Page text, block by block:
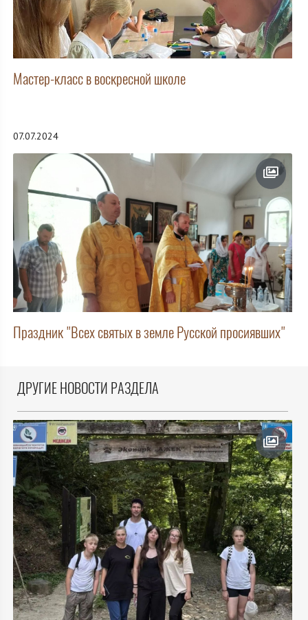
Мастер-класс в воскресной школе
07.07.2024
Праздник "Всех святых в земле Русской просиявших"
ДРУГИЕ НОВОСТИ РАЗДЕЛА